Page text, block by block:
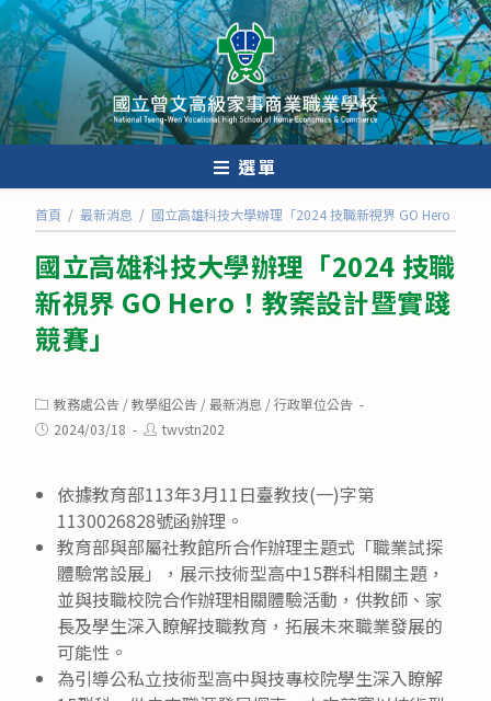
跳
轉
至
主
要
內
選單
首頁 / 最新消息 / 國立高雄科技大學辦理「2024 技職新視界 GO Hero！教
國立高雄科技大學辦理「2024 技職
新視界 GO Hero！教案設計暨實踐
競賽」
Post
category:
教務處公告 /教學組公告 /最新消息 /行政單位公告
Post2024/03/18
Posttwvstn202
依據教育部113年3月11日臺教技(一)字第
1130026828號函辦理。
教育部與部屬社教館所合作辦理主題式「職業試探
體驗常設展」，展示技術型高中15群科相關主題，
並與技職校院合作辦理相關體驗活動，供教師、家
長及學生深入瞭解技職教育，拓展未來職業發展的
可能性。
為引導公私立技術型高中與技專校院學生深入瞭解